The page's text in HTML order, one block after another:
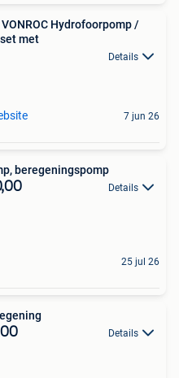
Hydrofoorpomp /
met
Details
7 jun 26
beregeningspomp
Details
25 jul 26
Details